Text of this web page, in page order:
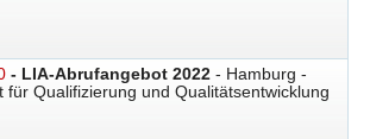
- LIA-Abrufangebot 2022 - Hamburg -
für Qualifizierung und Qualitätsentwicklung